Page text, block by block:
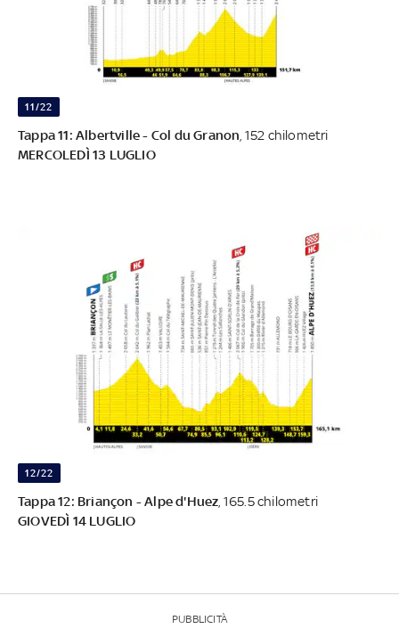
11/22
Tappa 11: Albertville - Col du Granon , 152 chilometri
MERCOLEDÌ 13 LUGLIO
12/22
Tappa 12: Briançon - Alpe d'Huez , 165.5 chilometri
GIOVEDÌ 14 LUGLIO
PUBBLICITÀ